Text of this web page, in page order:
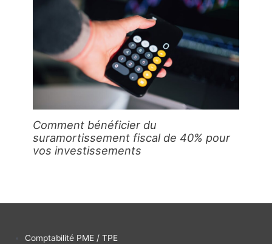
Comment bénéficier du
suramortissement fiscal de 40% pour
vos investissements
Comptabilité PME / TPE